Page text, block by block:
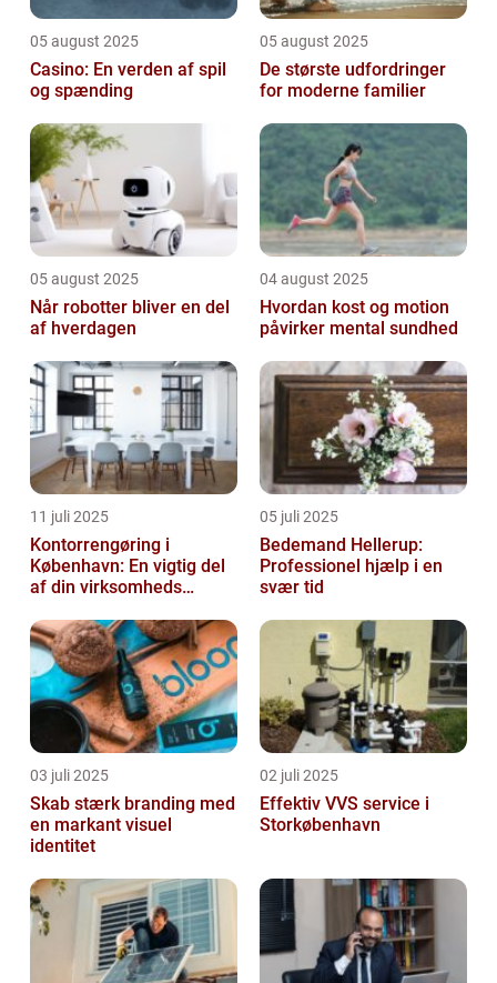
05 august 2025
Casino: En verden af spil
og spænding
05 august 2025
De største udfordringer
for moderne familier
05 august 2025
Når robotter bliver en del
af hverdagen
04 august 2025
Hvordan kost og motion
påvirker mental sundhed
11 juli 2025
Kontorrengøring i
København: En vigtig del
af din virksomheds
05 juli 2025
Bedemand Hellerup:
Professionel hjælp i en
svær tid
03 juli 2025
Skab stærk branding med
en markant visuel
identitet
02 juli 2025
Effektiv VVS service i
Storkøbenhavn